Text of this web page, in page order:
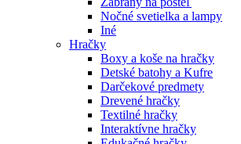
Nočné svetielka a lampy
Iné
Hračky
Boxy a koše na hračky
Detské batohy a Kufre
Darčekové predmety
Drevené hračky
Textilné hračky
Interaktívne hračky